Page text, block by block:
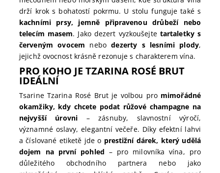
drží krok s bohatostí pokrmu. U stolu funguje také s
kachními prsy, jemně připravenou drůbeží nebo
telecím masem. Jako dezert vyzkoušejte tartaletky s
červeným ovocem nebodezerty s lesními plody,
jejichž ovocnost krásně rezonuje s charakterem vína.
PRO KOHO JE TZARINA ROSÉ BRUT
IDEÁLNÍ
Tsarine Tzarina Rosé Brut je volbou pro mimořádné
okamžiky, kdy chcete podat růžové champagne na
nejvyšší úrovni – zásnuby, slavnostní výročí,
významné oslavy, elegantní večeře. Díky efektní lahvi
a číslované etiketě jde o prestižní dárek, který udělá
dojem na první pohled – pro milovníka vína, pro
důležitého obchodního partnera nebo jako